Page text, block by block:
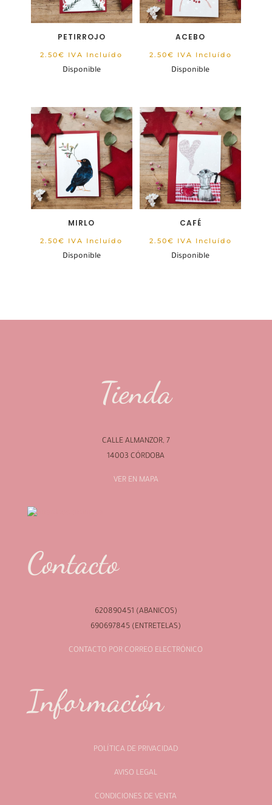
PETIRROJO
2.50€ IVA Incluído
Disponible
ACEBO
2.50€ IVA Incluído
Disponible
MIRLO
2.50€ IVA Incluído
Disponible
CAFÉ
2.50€ IVA Incluído
Disponible
Tienda
CALLE ALMANZOR, 7
14003 CÓRDOBA
VER EN MAPA
Contacto
620890451 (ABANICOS)
690697845 (ENTRETELAS)
CONTACTO POR CORREO ELECTRÓNICO
Información
POLÍTICA DE PRIVACIDAD
AVISO LEGAL
CONDICIONES DE VENTA